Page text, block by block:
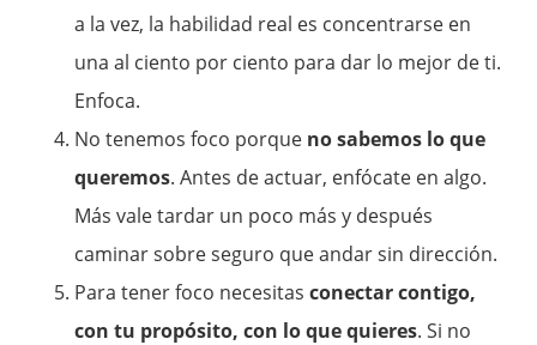
a la vez, la habilidad real es concentrarse en
una al ciento por ciento para dar lo mejor de ti.
Enfoca.
No tenemos foco porque no sabemos lo que
queremos. Antes de actuar, enfócate en algo.
Más vale tardar un poco más y después
caminar sobre seguro que andar sin dirección.
Para tener foco necesitasconectar contigo,
con tu propósito, con lo que quieres. Si no